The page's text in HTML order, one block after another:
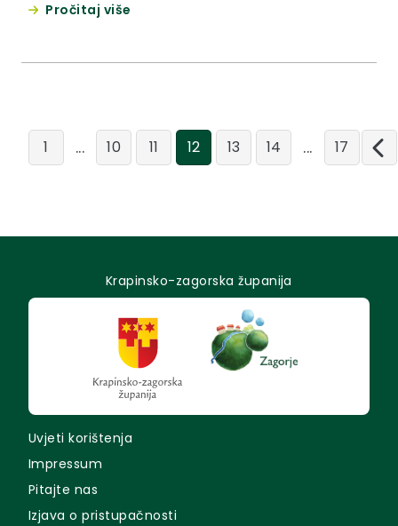
Pročitaj više
1 ... 10 11 12 13 14 ... 17
Krapinsko-zagorska županija
Uvjeti korištenja
Impressum
Pitajte nas
Izjava o pristupačnosti